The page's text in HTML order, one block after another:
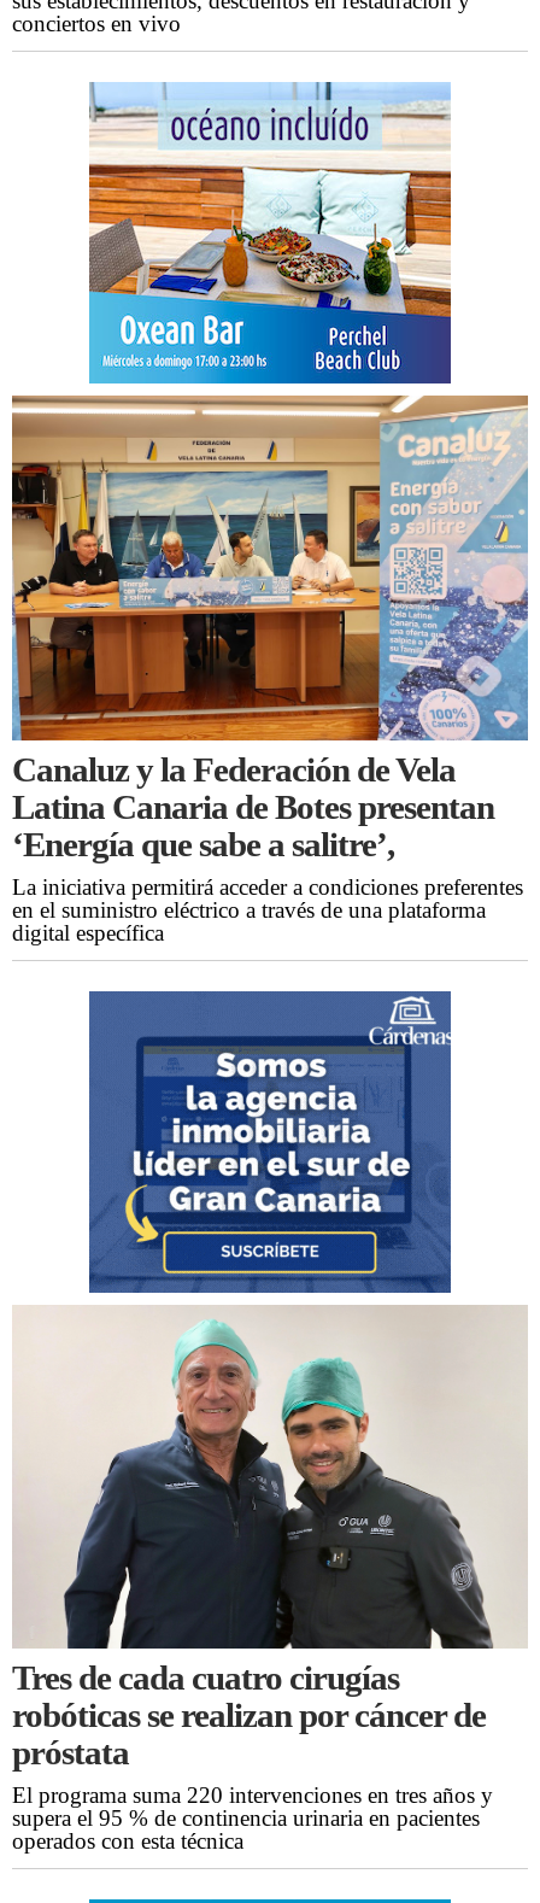
conciertos en vivo
Canaluz y la Federación de Vela
Latina Canaria de Botes presentan
‘Energía que sabe a salitre’,
La iniciativa permitirá acceder a condiciones preferentes
en el suministro eléctrico a través de una plataforma
digital específica
Tres de cada cuatro cirugías
robóticas se realizan por cáncer de
próstata
El programa suma 220 intervenciones en tres años y
supera el 95 % de continencia urinaria en pacientes
operados con esta técnica